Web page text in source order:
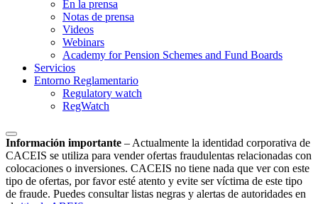
En la prensa
Notas de prensa
Videos
Webinars
Academy for Pension Schemes and Fund Boards
Servicios
Entorno Reglamentario
Regulatory watch
RegWatch
Información importante – Actualmente la identidad corporativa de
CACEIS se utiliza para vender ofertas fraudulentas relacionadas con
colocaciones o inversiones. CACEIS no tiene nada que ver con este
tipo de ofertas, por favor esté atento y evite ser víctima de este tipo
de fraude. Puedes consultar listas negras y alertas de autoridades en